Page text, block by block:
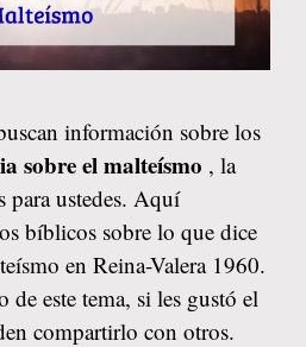
información sobre los
sobre el malteísmo , la
para ustedes. Aquí
bíblicos sobre lo que dice
en Reina-Valera 1960.
este tema, si les gustó el
compartirlo con otros.